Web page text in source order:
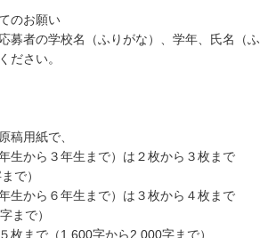
のお願い
募者の学校名（ふりがな）、学年、氏名（ふ
ださい。
稿用紙で、
生から３年生まで）は２枚から３枚まで
で）
生から６年生まで）は３枚から４枚まで
まで）
枚まで（1,600字から2,000字まで）